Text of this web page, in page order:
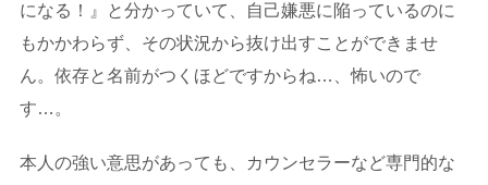
になる！』と分かっていて、自己嫌悪に陥っているのに
もかかわらず、その状況から抜け出すことができませ
ん。依存と名前がつくほどですからね…、怖いので
す…。
本人の強い意思があっても、カウンセラーなど専門的な